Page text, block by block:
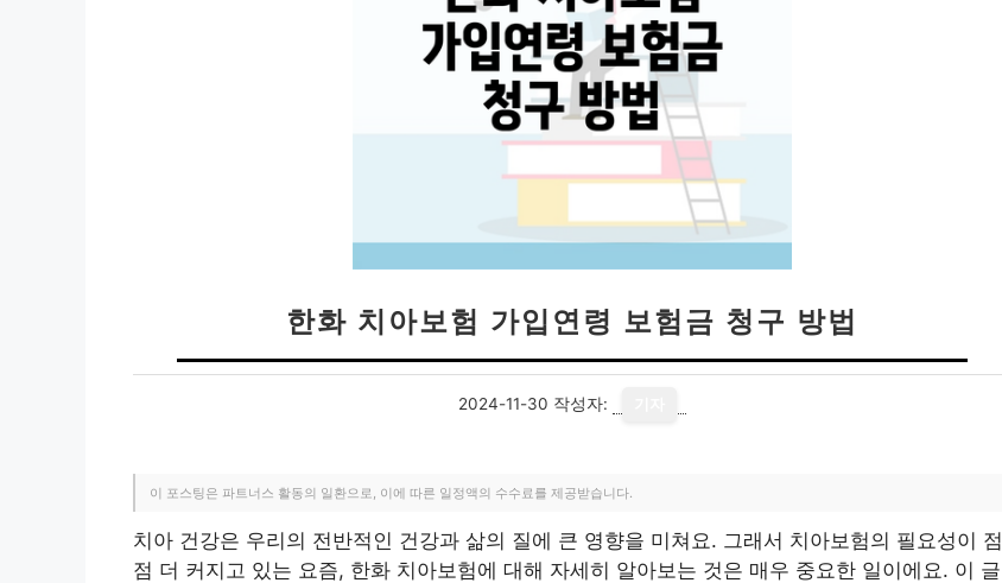
한화 치아보험 가입연령 보험금 청구 방법
2024-11-30 작성자:
이 포스팅은 파트너스 활동의 일환으로, 이에 따른 일정액의 수수료를 제공받습니다.
치아 건강은 우리의 전반적인 건강과 삶의 질에 큰 영향을 미쳐요. 그래서 치아보험의 필요성이 점
점 더 커지고 있는 요즘, 한화 치아보험에 대해 자세히 알아보는 것은 매우 중요한 일이에요. 이 글